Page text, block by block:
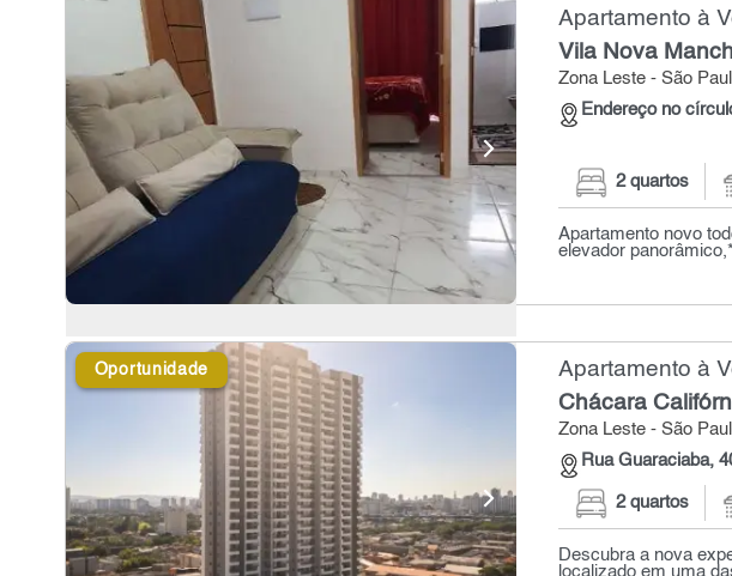
Apartamento à
Vila Nova
Zona Leste - São
Endereço no
2 quartos
Apartamento novo
elevador
Oportunidade Apartamento à
Chácara
Zona Leste - São
Rua Guaraciaba,
2 quartos
Descubra a nova
localizado em uma